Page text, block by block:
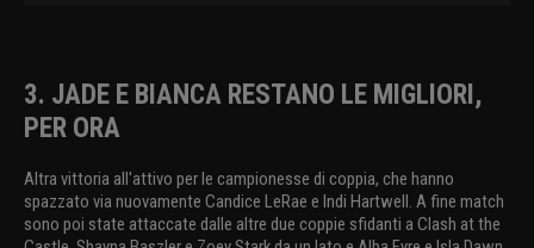
3. JADE E BIANCA RESTANO LE MIGLIORI,
PER ORA
Altra vittoria all'attivo per le campionesse di coppia, che hanno
spazzato via nuovamente Candice LeRae e Indi Hartwell. A fine match
sono poi state attaccate dalle altre due coppie sfidanti a Clash at the